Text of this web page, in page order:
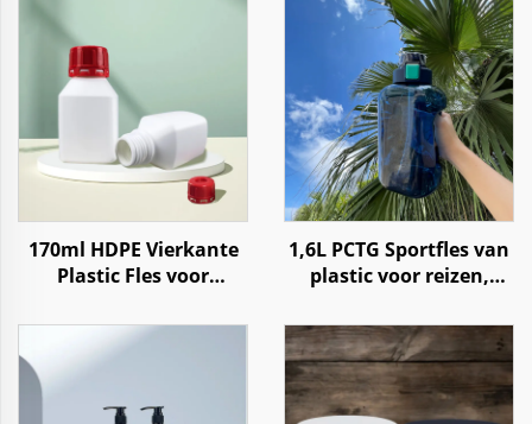
170ml HDPE Vierkante
Plastic Fles voor
Vloeistoffen, Poeders
opslag met kindveilige
1,6L PCTG Sportfles van
plastic voor reizen,
gebruik